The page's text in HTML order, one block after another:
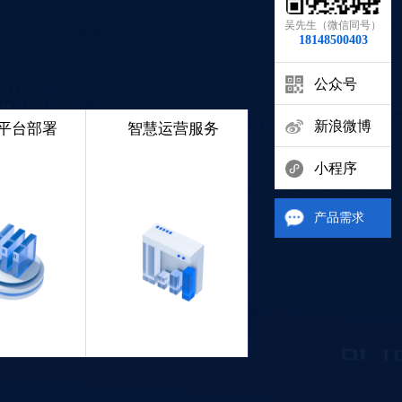
吴先生（微信同号）
18148500403
公众号
欢迎关注公众号
新浪微博
小程序
产品需求
台部署 智慧运营服务